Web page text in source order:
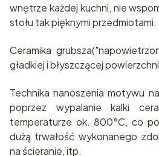
wnętrze każdej kuchni, nie
stołu tak pięknymi przedmiotami.
Ceramika
gładkiej i błyszczącej
Technika nanoszenia motywu
poprzez wypalanie kalki
temperaturze ok. 800°C, co
dużą trwałość wykonanego
na ścieranie, itp.